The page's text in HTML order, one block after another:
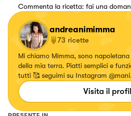
Commenta la ricetta: fai una
andreanimimma
73 ricette
Mi chiamo Mimma, sono
della mia terra. Piatti semplici e funzionali alla
tutti 🥰 seguimi su Instagram
Visita il